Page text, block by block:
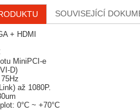
SOUVISEJÍCÍ
+ HDMI
MiniPCI-e
D)
až 1080P.
0°C ~ +70°C